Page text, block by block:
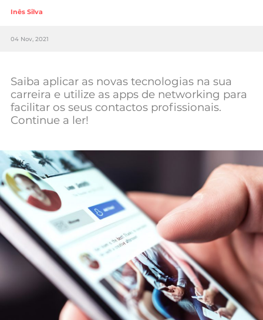
Sociedade
Tecnologia
Negócios
Mundial 2026
Inês Silva
04 Nov, 2021
Saiba aplicar as novas tecnologias na sua
carreira e utilize as apps de networking para
facilitar os seus contactos profissionais.
Continue a ler!